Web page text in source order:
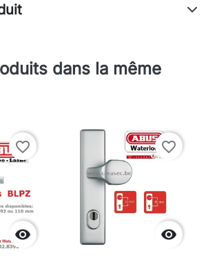
dans la même

favorite_border

favorite_border